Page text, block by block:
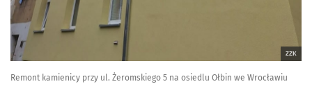
ZZK
Remont kamienicy przy ul. Żeromskiego 5 na osiedlu Ołbin we Wrocławiu